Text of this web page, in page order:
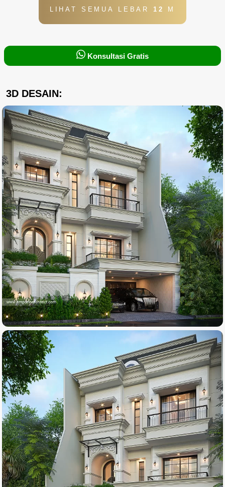
LIHAT SEMUA LEBAR 12 M
Konsultasi Gratis
3D DESAIN: